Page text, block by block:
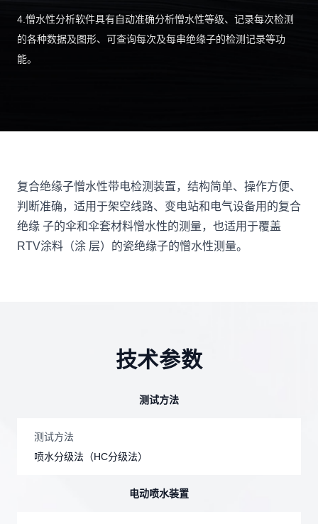
4.憎水性分析软件具有自动准确分析憎水性等级、记录每次检测
的各种数据及图形、可查询每次及每串绝缘子的检测记录等功
能。
复合绝缘子憎水性带电检测装置，结构简单、操作方便、
判断准确，适用于架空线路、变电站和电气设备用的复合
绝缘 子的伞和伞套材料憎水性的测量，也适用于覆盖
RTV涂料（涂 层）的瓷绝缘子的憎水性测量。
技术参数
测试方法
测试方法
喷水分级法（HC分级法）
电动喷水装置